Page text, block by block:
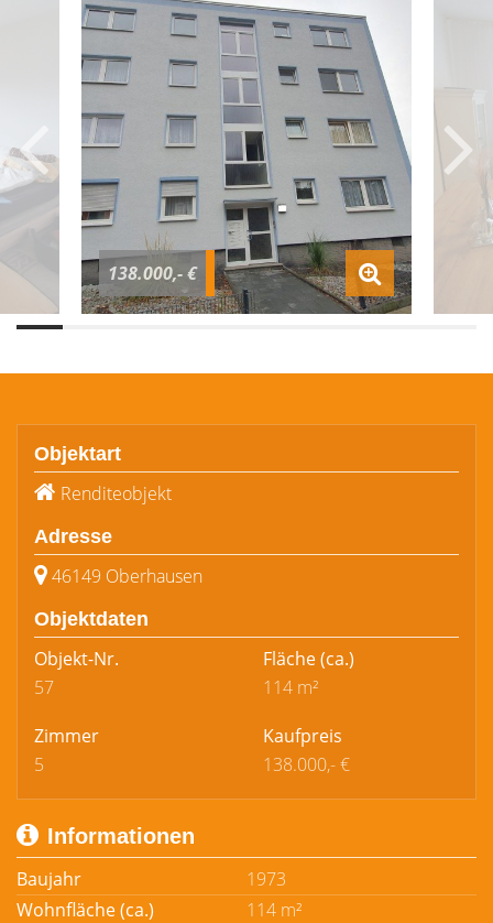
138.000,- €
Objektart
Renditeobjekt
Adresse
46149 Oberhausen
Objektdaten
Objekt-Nr.
57
Fläche(ca.)
114 m²
Zimmer
5
Kaufpreis
138.000,- €
Informationen
Baujahr
1973
Wohnfläche (ca.)
114 m²